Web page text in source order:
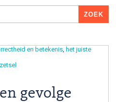
en betekenis het juiste
gevolge